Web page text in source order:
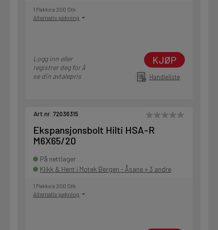
1 Pakke a 200 Stk
Alternativ pakning
Logg inn eller
registrer deg for å
se din avtalepris
KJØP
Handleliste
Art.nr. 72036315
Ekspansjonsbolt Hilti HSA-R
M6X65/20
På nettlager
Klikk & Hent i Motek Bergen - Åsane + 3 andre
1 Pakke a 200 Stk
Alternativ pakning